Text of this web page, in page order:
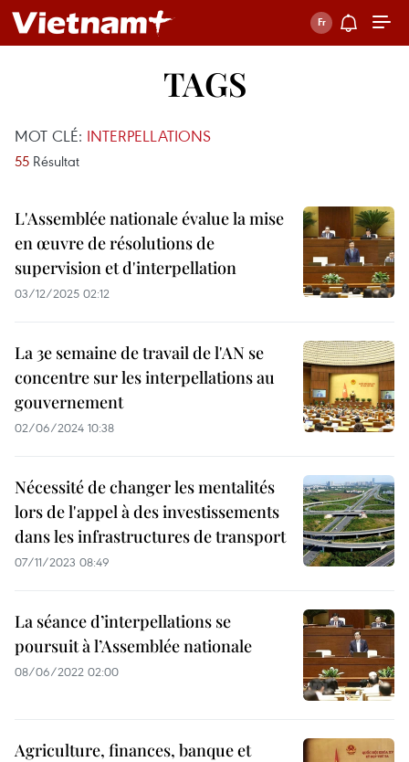
TAGS
MOT CLÉ: INTERPELLATIONS
55 Résultat
L'Assemblée nationale évalue la mise
en œuvre de résolutions de
supervision et d'interpellation
03/12/2025 02:12
La 3e semaine de travail de l'AN se
concentre sur les interpellations au
gouvernement
02/06/2024 10:38
Nécessité de changer les mentalités
lors de l'appel à des investissements
dans les infrastructures de transport
07/11/2023 08:49
La séance d’interpellations se
poursuit à l’Assemblée nationale
08/06/2022 02:00
Agriculture, finances, banque et